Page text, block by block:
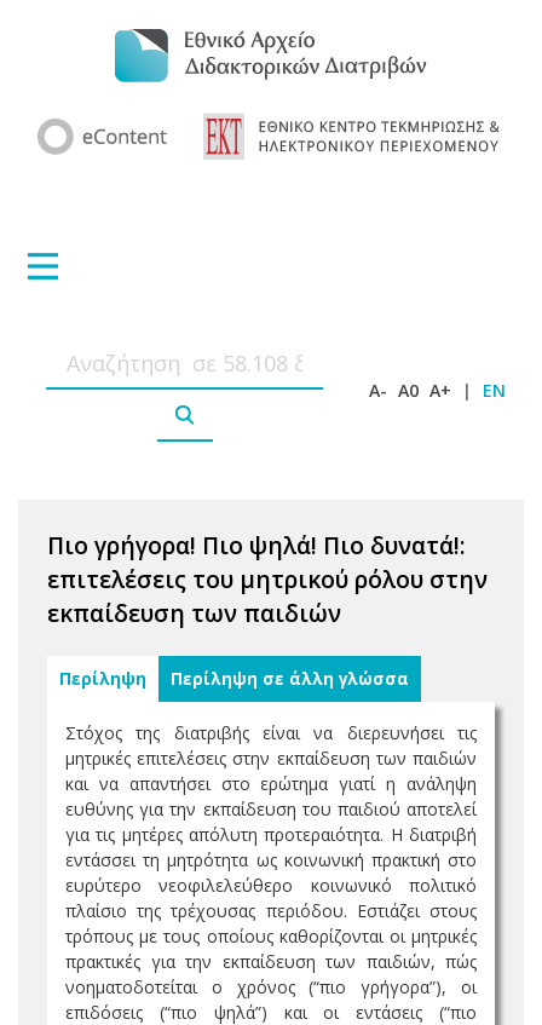
A- A0 A+ | EN
Πιο γρήγορα! Πιο ψηλά! Πιο δυνατά!:
επιτελέσεις του μητρικού ρόλου στην
εκπαίδευση των παιδιών
Περίληψη Περίληψη σε άλλη γλώσσα
Στόχος της διατριβής είναι να διερευνήσει τις
μητρικές επιτελέσεις στην εκπαίδευση των παιδιών
και να απαντήσει στο ερώτημα γιατί η ανάληψη
ευθύνης για την εκπαίδευση του παιδιού αποτελεί
για τις μητέρες απόλυτη προτεραιότητα. Η διατριβή
εντάσσει τη μητρότητα ως κοινωνική πρακτική στο
ευρύτερο νεοφιλελεύθερο κοινωνικό πολιτικό
πλαίσιο της τρέχουσας περιόδου. Εστιάζει στους
τρόπους με τους οποίους καθορίζονται οι μητρικές
πρακτικές για την εκπαίδευση των παιδιών, πώς
νοηματοδοτείται ο χρόνος (“πιο γρήγορα”), οι
επιδόσεις (“πιο ψηλά”) και οι εντάσεις (“πιο